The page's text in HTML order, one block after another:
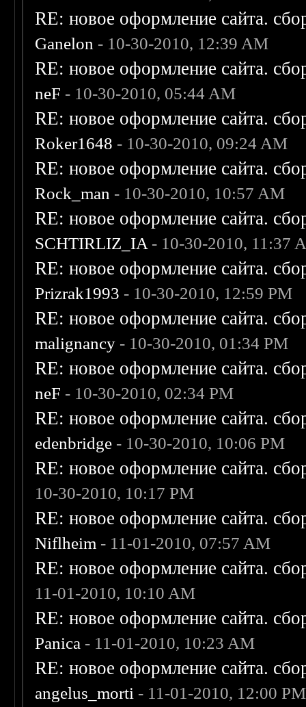
RE: новое оформление сайта.
Ganelon - 10-30-2010, 12:39 AM
RE: новое оформление сайта.
neF - 10-30-2010, 05:44 AM
RE: новое оформление сайта.
Roker1648 - 10-30-2010, 09:24 AM
RE: новое оформление сайта.
Rock_man - 10-30-2010, 10:57 AM
RE: новое оформление сайта.
SCHTIRLIZ_IA - 10-30-2010, 11:37
RE: новое оформление сайта.
Prizrak1993 - 10-30-2010, 12:59 PM
RE: новое оформление сайта.
malignancy - 10-30-2010, 01:34 PM
RE: новое оформление сайта.
neF - 10-30-2010, 02:34 PM
RE: новое оформление сайта.
edenbridge - 10-30-2010, 10:06 PM
RE: новое оформление сайта.
10-30-2010, 10:17 PM
RE: новое оформление сайта.
Niflheim - 11-01-2010, 07:57 AM
RE: новое оформление сайта.
11-01-2010, 10:10 AM
RE: новое оформление сайта.
Panica - 11-01-2010, 10:23 AM
RE: новое оформление сайта.
angelus_morti - 11-01-2010, 12:00 PM